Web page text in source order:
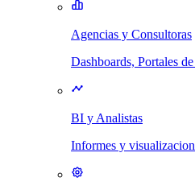
Agencias y Consultoras
Dashboards, Portales
BI y Analistas
Informes y